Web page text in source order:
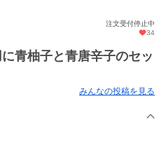
注文受付停止中
34
青柚子と青唐辛子のセッ
みんなの投稿を見る